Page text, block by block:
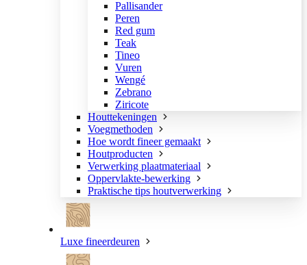
Pallisander
Peren
Red gum
Teak
Tineo
Vuren
Wengé
Zebrano
Ziricote
Houttekeningen
Voegmethoden
Hoe wordt fineer gemaakt
Houtproducten
Verwerking plaatmateriaal
Oppervlakte-bewerking
Praktische tips houtverwerking
Luxe fineerdeuren